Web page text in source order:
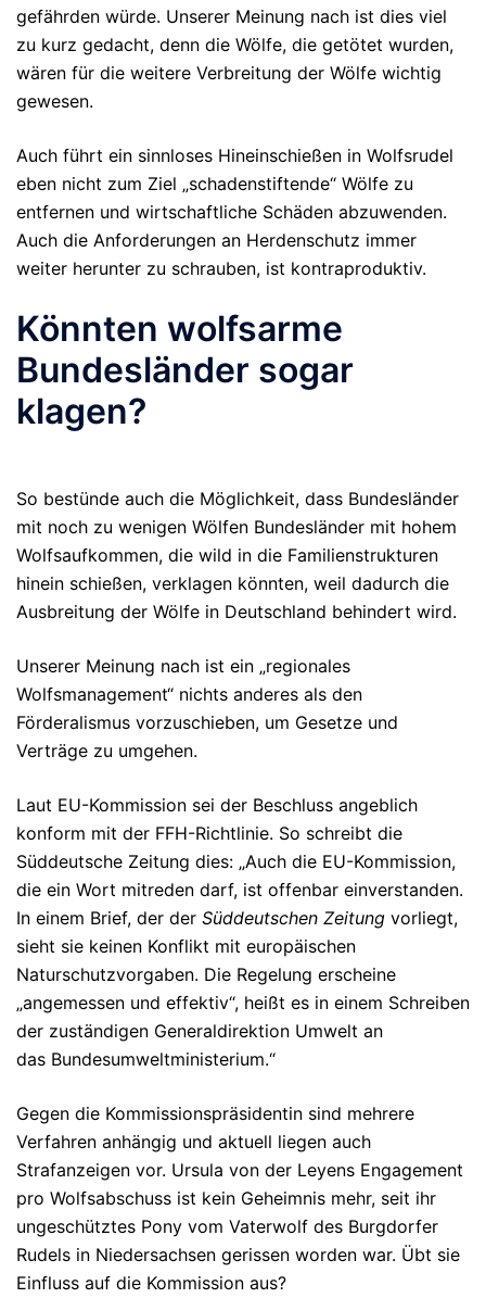
gefährden würde. Unserer Meinung nach ist dies viel
zu kurz gedacht, denn die Wölfe, die getötet wurden,
wären für die weitere Verbreitung der Wölfe wichtig
gewesen.
Auch führt ein sinnloses Hineinschießen in Wolfsrudel
eben nicht zum Ziel „schadenstiftende“ Wölfe zu
entfernen und wirtschaftliche Schäden abzuwenden.
Auch die Anforderungen an Herdenschutz immer
weiter herunter zu schrauben, ist kontraproduktiv.
Könnten wolfsarme
Bundesländer sogar
klagen?
So bestünde auch die Möglichkeit, dass Bundesländer
mit noch zu wenigen Wölfen Bundesländer mit hohem
Wolfsaufkommen, die wild in die Familienstrukturen
hinein schießen, verklagen könnten, weil dadurch die
Ausbreitung der Wölfe in Deutschland behindert wird.
Unserer Meinung nach ist ein „regionales
Wolfsmanagement“ nichts anderes als den
Förderalismus vorzuschieben, um Gesetze und
Verträge zu umgehen.
Laut EU-Kommission sei der Beschluss angeblich
konform mit der FFH-Richtlinie. So schreibt die
Süddeutsche Zeitung dies: „Auch die EU-Kommission,
die ein Wort mitreden darf, ist offenbar einverstanden.
In einem Brief, der der Süddeutschen Zeitung vorliegt,
sieht sie keinen Konflikt mit europäischen
Naturschutzvorgaben. Die Regelung erscheine
„angemessen und effektiv“, heißt es in einem Schreiben
der zuständigen Generaldirektion Umwelt an
das Bundesumweltministerium.“
Gegen die Kommissionspräsidentin sind mehrere
Verfahren anhängig und aktuell liegen auch
Strafanzeigen vor. Ursula von der Leyens Engagement
pro Wolfsabschuss ist kein Geheimnis mehr, seit ihr
ungeschütztes Pony vom Vaterwolf des Burgdorfer
Rudels in Niedersachsen gerissen worden war. Übt sie
Einfluss auf die Kommission aus?